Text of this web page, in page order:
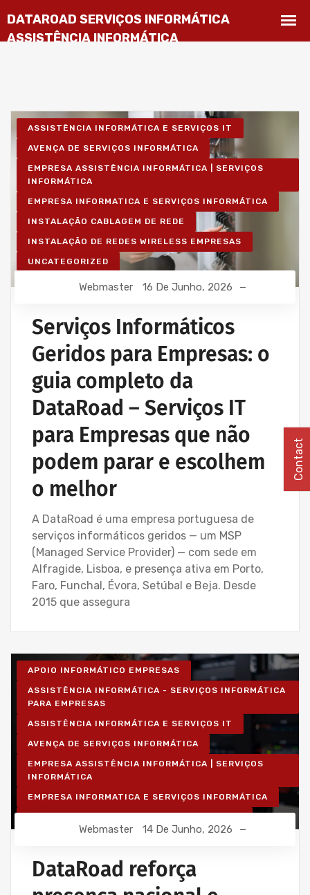
ASSISTÊNCIA INFORMÁTICA E SERVIÇOS IT
AVENÇA DE SERVIÇOS INFORMÁTICA
EMPRESA ASSISTÊNCIA INFORMÁTICA | SERVIÇOS
INFORMÁTICA
EMPRESA INFORMATICA E SERVIÇOS INFORMÁTICA
INSTALAÇÃO CABLAGEM DE REDE
INSTALAÇÃO DE REDES WIRELESS EMPRESAS
UNCATEGORIZED
Webmaster 16 De Junho, 2026
Serviços Informáticos
Geridos para Empresas: o
guia completo da
DataRoad – Serviços IT
para Empresas que não
podem parar e escolhem
o melhor
A DataRoad é uma empresa portuguesa de
serviços informáticos geridos — um MSP
(Managed Service Provider) — com sede em
Alfragide, Lisboa, e presença ativa em Porto,
Faro, Funchal, Évora, Setúbal e Beja. Desde
2015 que assegura
APOIO INFORMÁTICO EMPRESAS
ASSISTÊNCIA INFORMÁTICA - SERVIÇOS INFORMÁTICA
PARA EMPRESAS
ASSISTÊNCIA INFORMÁTICA E SERVIÇOS IT
AVENÇA DE SERVIÇOS INFORMÁTICA
EMPRESA ASSISTÊNCIA INFORMÁTICA | SERVIÇOS
INFORMÁTICA
EMPRESA INFORMATICA E SERVIÇOS INFORMÁTICA
MANUTENÇÃO INFORMÁTICA EMPRESAS
Webmaster 14 De Junho, 2026
DataRoad reforça
Contact